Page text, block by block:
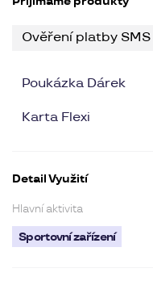
Ověření platby SMS
Poukázka Dárek
Karta Flexi
Detail Využití
Hlavní aktivita
Sportovní zařízení